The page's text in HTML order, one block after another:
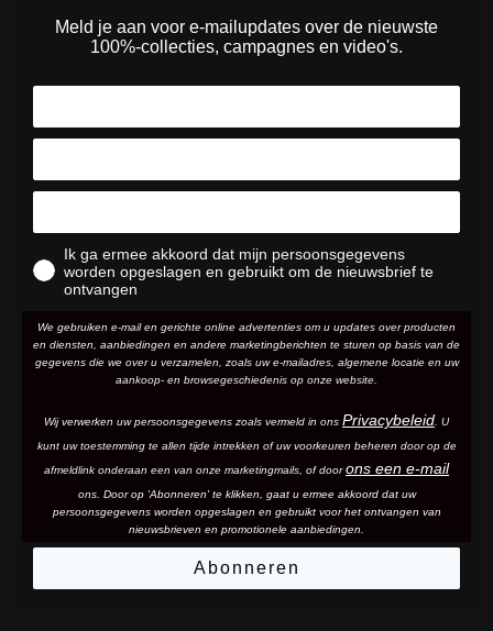
Meld je aan voor e-mailupdates over de nieuwste
100%-collecties, campagnes en video's.
Ik ga ermee akkoord dat mijn persoonsgegevens
worden opgeslagen en gebruikt om de nieuwsbrief te
ontvangen
We gebruiken e-mail en gerichte online advertenties om u updates over producten
en diensten, aanbiedingen en andere marketingberichten te sturen op basis van de
gegevens die we over u verzamelen, zoals uw e-mailadres, algemene locatie en uw
aankoop- en browsegeschiedenis op onze website.
Wij verwerken uw persoonsgegevens zoals vermeld in ons Privacybeleid . U
kunt uw toestemming te allen tijde intrekken of uw voorkeuren beheren door op de
afmeldlink onderaan een van onze marketingmails , of doorons een e-mail
ons. Door op 'Abonneren' te klikken, gaat u ermee akkoord dat uw
persoonsgegevens worden opgeslagen en gebruikt voor het ontvangen van
nieuwsbrieven en promotionele aanbiedingen.
Abonneren